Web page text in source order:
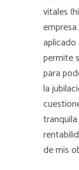
vitales
permite
para
la
de mis